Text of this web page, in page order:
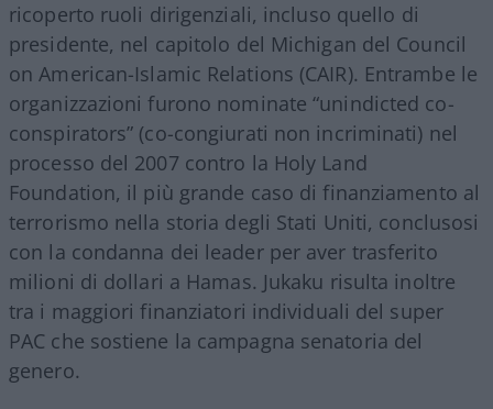
ricoperto ruoli dirigenziali, incluso quello di
presidente, nel capitolo del Michigan del Council
on American-Islamic Relations (CAIR). Entrambe le
organizzazioni furono nominate “unindicted co-
conspirators” (co-congiurati non incriminati) nel
processo del 2007 contro la Holy Land
Foundation, il più grande caso di finanziamento al
terrorismo nella storia degli Stati Uniti, conclusosi
con la condanna dei leader per aver trasferito
milioni di dollari a Hamas. Jukaku risulta inoltre
tra i maggiori finanziatori individuali del super
PAC che sostiene la campagna senatoria del
genero.